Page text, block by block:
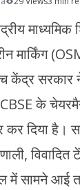
माध्यमिक
मार्किंग
केंद्र सरकार
के
दिया है।
विवादित
में सामने आई